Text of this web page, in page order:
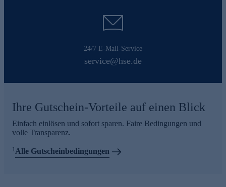
24/7 E-Mail-Service
service@hse.de
Ihre Gutschein-Vorteile auf einen Blick
Einfach einlösen und sofort sparen. Faire Bedingungen und
volle Transparenz.
1Alle Gutscheinbedingungen